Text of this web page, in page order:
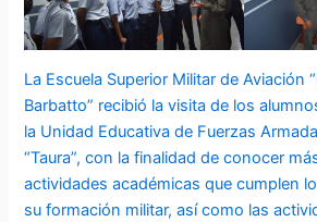
La Escuela Superior Militar de Aviación
Barbatto” recibió la visita de los
la Unidad Educativa de Fuerzas
“Taura”, con la finalidad de conocer
actividades académicas que cumplen
su formación militar, así como las